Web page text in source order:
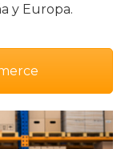
y Europa.